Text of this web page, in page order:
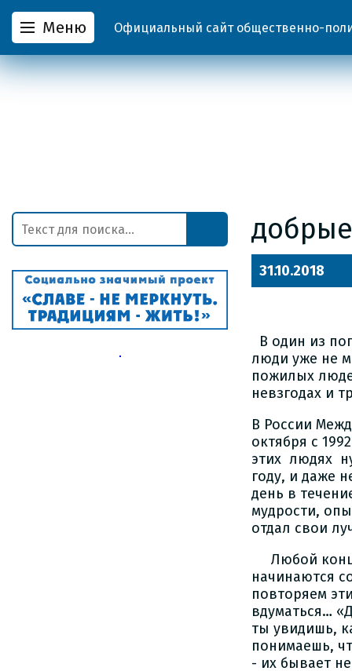
Меню Официальный сайт общественно-
31.10.2018
В один из
люди уже не
пожилых
невзгодах и
В России
октября с
этих людях
году, и даже
день в
мудрости,
отдал свои
Любой
начинаются
повторяем
вдуматься…
ты увидишь,
понимаешь,
- их бывает